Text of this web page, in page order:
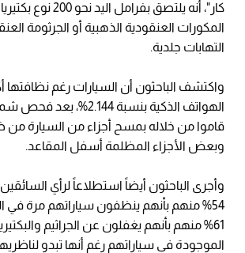
كار"، أنه يلتصق بفرامل
المكورات العنقودية الذهبية أو الجرثومة
التهابات جلدية.
واكتشف الباحثون أن السيارات رغم نظافتها
قاموا من خلاله بمسح أجزاء من السيارة من
وبعض الأجزاء المظلمة أسفل المقاعد.
وأجرى الباحثون أيضاً استطلاعاً لرأي
54% منهم بأنهم ينظفون سياراتهم مرة في
61% منهم بأنهم يغفلون عن الجراثيم
الموجودة في سياراتهم رغم أنها تبدو